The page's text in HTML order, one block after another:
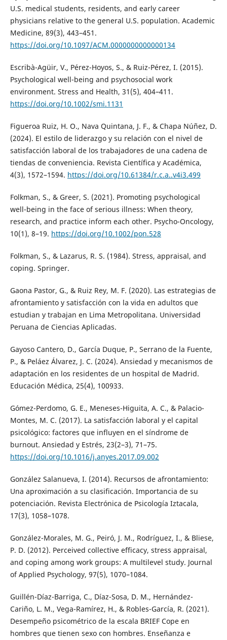
U.S. medical students, residents, and early career
physicians relative to the general U.S. population. Academic
Medicine, 89(3), 443–451.
https://doi.org/10.1097/ACM.0000000000000134
Escribà-Agüir, V., Pérez-Hoyos, S., & Ruiz-Pérez, I. (2015).
Psychological well-being and psychosocial work
environment. Stress and Health, 31(5), 404–411.
https://doi.org/10.1002/smi.1131
Figueroa Ruiz, H. O., Nava Quintana, J. F., & Chapa Núñez, D.
(2024). El estilo de liderazgo y su relación con el nivel de
satisfacción laboral de los trabajadores de una cadena de
tiendas de conveniencia. Revista Científica y Académica,
4(3), 1572–1594. https://doi.org/10.61384/r.c.a..v4i3.499
Folkman, S., & Greer, S. (2021). Promoting psychological
well-being in the face of serious illness: When theory,
research, and practice inform each other. Psycho-Oncology,
10(1), 8–19. https://doi.org/10.1002/pon.528
Folkman, S., & Lazarus, R. S. (1984). Stress, appraisal, and
coping. Springer.
Gaona Pastor, G., & Ruiz Rey, M. F. (2020). Las estrategias de
afrontamiento y satisfacción con la vida en adultos que
estudian y trabajan en Lima Metropolitana. Universidad
Peruana de Ciencias Aplicadas.
Gayoso Cantero, D., García Duque, P., Serrano de la Fuente,
P., & Peláez Álvarez, J. C. (2024). Ansiedad y mecanismos de
adaptación en los residentes de un hospital de Madrid.
Educación Médica, 25(4), 100933.
Gómez-Perdomo, G. E., Meneses-Higuita, A. C., & Palacio-
Montes, M. C. (2017). La satisfacción laboral y el capital
psicológico: factores que influyen en el síndrome de
burnout. Ansiedad y Estrés, 23(2–3), 71–75.
https://doi.org/10.1016/j.anyes.2017.09.002
González Salanueva, I. (2014). Recursos de afrontamiento:
Una aproximación a su clasificación. Importancia de su
potenciación. Revista Electrónica de Psicología Iztacala,
17(3), 1058–1078.
González-Morales, M. G., Peiró, J. M., Rodríguez, I., & Bliese,
P. D. (2012). Perceived collective efficacy, stress appraisal,
and coping among work groups: A multilevel study. Journal
of Applied Psychology, 97(5), 1070–1084.
Guillén-Díaz-Barriga, C., Díaz-Sosa, D. M., Hernández-
Cariño, L. M., Vega-Ramírez, H., & Robles-García, R. (2021).
Desempeño psicométrico de la escala BRIEF Cope en
hombres que tienen sexo con hombres. Enseñanza e